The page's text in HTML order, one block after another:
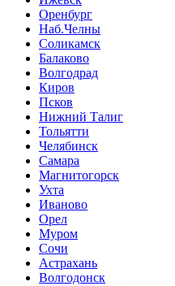
Оренбург
Наб.Челны
Соликамск
Балаково
Волгодрад
Киров
Псков
Нижний Талиг
Тольятти
Челябинск
Самара
Магнитогорск
Ухта
Иваново
Орел
Муром
Сочи
Астрахань
Волгодонск